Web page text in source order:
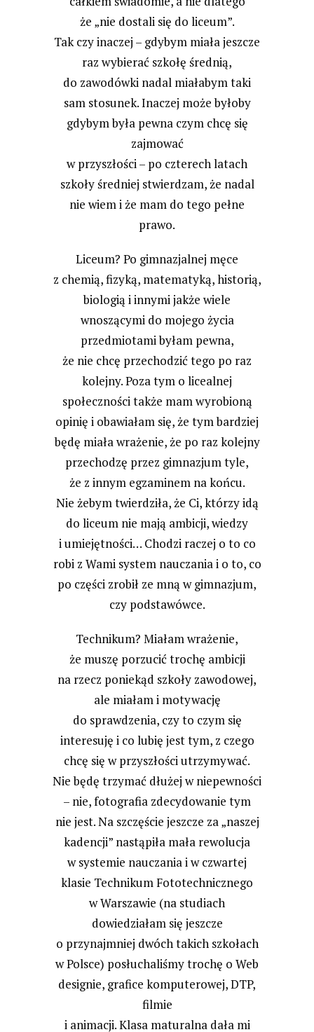
że „nie dostali się do liceum”.
Tak czy inaczej – gdybym miała jeszcze
raz wybierać szkołę średnią,
do zawodówki nadal miałabym taki
sam stosunek. Inaczej może byłoby
gdybym była pewna czym chcę się
zajmować
w przyszłości – po czterech latach
szkoły średniej stwierdzam, że nadal
nie wiem i że mam do tego pełne
prawo.
Liceum? Po gimnazjalnej męce
z chemią, fizyką, matematyką, historią,
biologią i innymi jakże wiele
wnoszącymi do mojego życia
przedmiotami byłam pewna,
że nie chcę przechodzić tego po raz
kolejny. Poza tym o licealnej
społeczności także mam wyrobioną
opinię i obawiałam się, że tym bardziej
będę miała wrażenie, że po raz kolejny
przechodzę przez gimnazjum tyle,
że z innym egzaminem na końcu.
Nie żebym twierdziła, że Ci, którzy idą
do liceum nie mają ambicji, wiedzy
i umiejętności… Chodzi raczej o to co
robi z Wami system nauczania i o to, co
po części zrobił ze mną w gimnazjum,
czy podstawówce.
Technikum? Miałam wrażenie,
że muszę porzucić trochę ambicji
na rzecz poniekąd szkoły zawodowej,
ale miałam i motywację
do sprawdzenia, czy to czym się
interesuję i co lubię jest tym, z czego
chcę się w przyszłości utrzymywać.
Nie będę trzymać dłużej w niepewności
– nie, fotografia zdecydowanie tym
nie jest. Na szczęście jeszcze za „naszej
kadencji” nastąpiła mała rewolucja
w systemie nauczania i w czwartej
klasie Technikum Fototechnicznego
w Warszawie (na studiach
dowiedziałam się jeszcze
o przynajmniej dwóch takich szkołach
w Polsce) posłuchaliśmy trochę o Web
designie, grafice komputerowej, DTP,
filmie
i animacji. Klasa maturalna dała mi